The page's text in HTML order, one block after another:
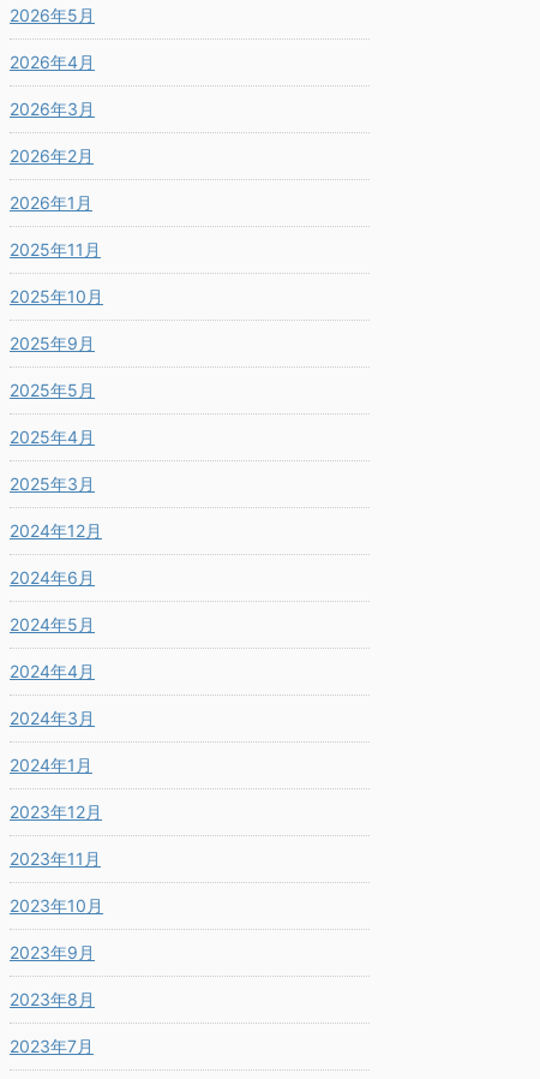
2026年5月
2026年4月
2026年3月
2026年2月
2026年1月
2025年11月
2025年10月
2025年9月
2025年5月
2025年4月
2025年3月
2024年12月
2024年6月
2024年5月
2024年4月
2024年3月
2024年1月
2023年12月
2023年11月
2023年10月
2023年9月
2023年8月
2023年7月